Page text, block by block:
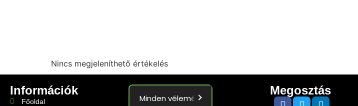
Nincs megjeleníthető értékelés
Információk
Főoldal
Minden vélemény 5.0 Trustindex
Megosztás